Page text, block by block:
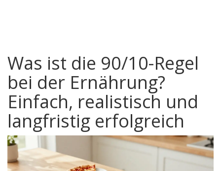
Was ist die 90/10-Regel
bei der Ernährung?
Einfach, realistisch und
langfristig erfolgreich